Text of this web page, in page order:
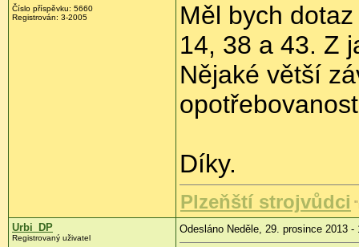
Číslo příspěvku: 5660
Registrován: 3-2005
Měl bych
14, 38 a 43. Z
Nějaké větší
Díky.
Plzeňští strojvůdci
Urbi_DP
Registrovaný uživatel
Odesláno Neděle, 29. prosince 2013 -